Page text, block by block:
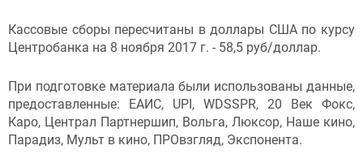
Кассовые сборы пересчитаны в доллары США по курсу
Центробанка на 8 ноября 2017 г. - 58,5 руб/доллар.
При подготовке материала были использованы данные,
предоставленные: ЕАИС, UPI, WDSSPR, 20 Век Фокс,
Каро, Централ Партнершип, Вольга, Люксор, Наше кино,
Парадиз, Мульт в кино, ПРОвзгляд, Экспонента.